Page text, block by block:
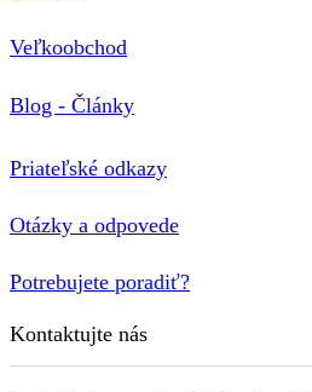
Veľkoobchod
Blog - Články
Priateľské odkazy
Otázky a odpovede
Potrebujete poradiť?
Kontaktujte nás